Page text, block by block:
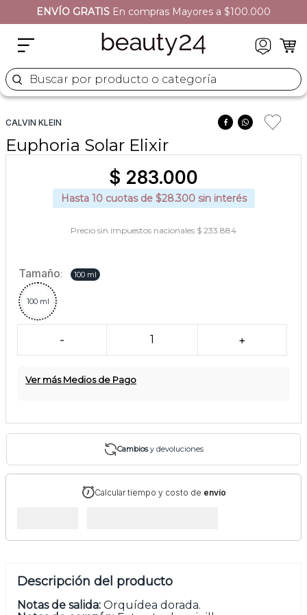
ENVÍO GRATIS En compras Mayores a $100.000
Buscar por producto o categoría
CALVIN KLEIN
Euphoria Solar Elixir
$ 283.000
Hasta 10cuotas de $28.300 sin interés
Precio sin impuestos nacionales $ 233.884
Tamaño: 100 ml
100 ml
- 1 +
Ver más Medios de Pago
Cambiosy devoluciones
Calcular tiempo y costo de envío
Descripción del producto
Notas de salida: Orquídea dorada.
moschino
naj oleari
5. versace